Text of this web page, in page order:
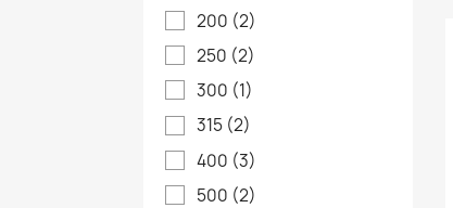
200 (2)
250 (2)
300 (1)
315 (2)
400 (3)
500 (2)